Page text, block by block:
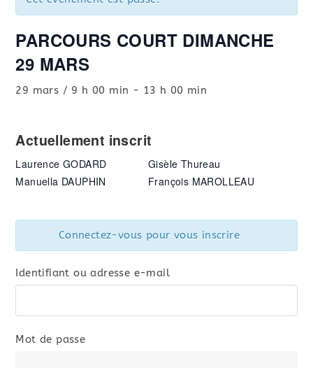
PARCOURS COURT DIMANCHE
29 MARS
29 mars / 9 h 00 min - 13 h 00 min
Actuellement inscrit
Laurence GODARD
Manuella DAUPHIN
Gisèle Thureau
François MAROLLEAU
Connectez-vous pour vous inscrire
Identifiant ou adresse e-mail
Mot de passe